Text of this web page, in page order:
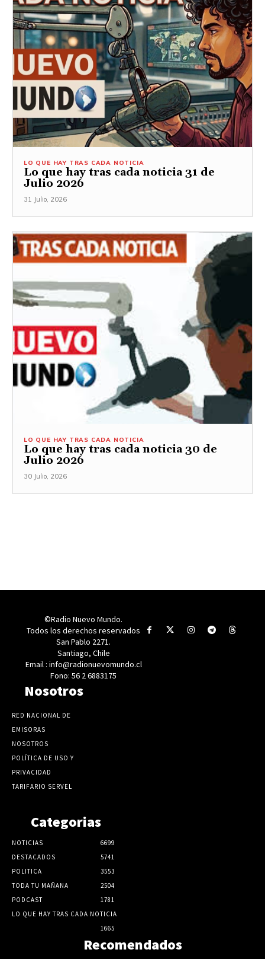
LO QUE HAY TRAS CADA NOTICIA
Lo que hay tras cada noticia 31 de
Julio 2026
31 Julio, 2026
LO QUE HAY TRAS CADA NOTICIA
Lo que hay tras cada noticia 30 de
Julio 2026
30 Julio, 2026
©Radio Nuevo Mundo.
Todos los derechos reservados
San Pablo 2271.
Santiago, Chile
Email : info@radionuevomundo.cl
Fono: 56 2 6883175
Nosotros
RED NACIONAL DE
EMISORAS
NOSOTROS
POLÍTICA DE USO Y
PRIVACIDAD
TARIFARIO SERVEL
Categorias
NOTICIAS
6699
DESTACADOS
5741
POLITICA
3553
TODA TU MAÑANA
2504
PODCAST
1781
LO QUE HAY TRAS CADA NOTICIA
1665
Recomendados